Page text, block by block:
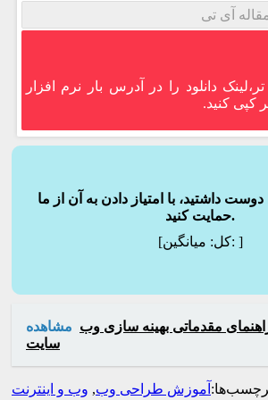
آی تی
دانلود را در آدرس بار نرم افزار
کپی کنید.
داشتید، با امتیاز دادن به آن از ما
حمایت کنید.
[کل:میانگین: ]
مشاهده مقدماتی بهینه سازی وب
سایت
آموزش طراحی وب, وب و اینترنت